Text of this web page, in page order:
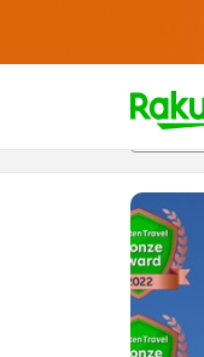
t
p
a
g
e
_
s
e
a
개요객실